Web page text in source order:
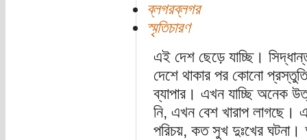
ব্লগরব্লগর
স্মৃতিচারণ
এই দেশ ছেড়ে যাচ্ছি।
দেশে থাকার পর কোনো
ব্যাপার। এখন যাচ্ছি অনেক
নি, এখন বেশ খারাপ লাগছে।
পরিচয়, কত সুখ দুঃখের